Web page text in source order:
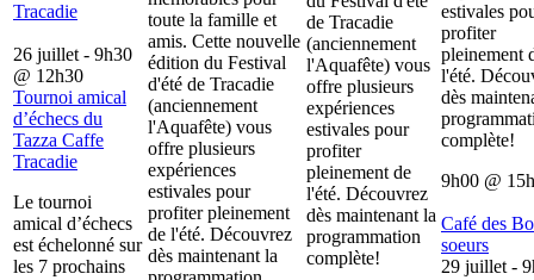
Tracadie
26 juillet - 9h30
@ 12h30
Tournoi amical
d’échecs du
Tazza Caffe
Tracadie
Le tournoi
amical d’échecs
est échelonné sur
les 7 prochains
toute la famille et
amis. Cette nouvelle
édition du Festival
d'été de Tracadie
(anciennement
l'Aquafête) vous
offre plusieurs
expériences
estivales pour
profiter pleinement
de l'été. Découvrez
dès maintenant la
de Tracadie
(anciennement
l'Aquafête) vous
offre plusieurs
expériences
estivales pour
profiter
pleinement de
l'été. Découvrez
dès maintenant la
programmation
complète!
estivales
profiter
pleinement
l'été.
dès
complète!
9h00 @
Café des
soeurs
29 juillet -